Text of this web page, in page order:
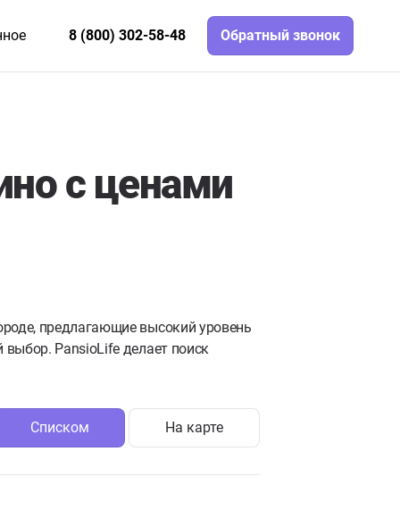
8 (800) 302-58-48 Обратный звонок
с ценами
предлагающие высокий уровень
PansioLife делает поиск
Списком На карте